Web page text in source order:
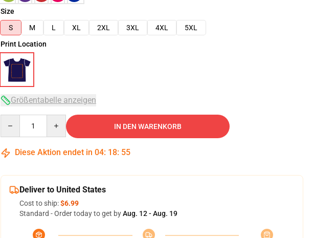
Size
S
M L XL 2XL 3XL 4XL
5XL
Print Location
Größentabelle anzeigen
IN DEN WARENKORB
Diese Aktion endet in 04: 18: 54
Deliver to United States
Cost to ship:$6.99
Standard - Order today to get byAug. 12 - Aug. 19